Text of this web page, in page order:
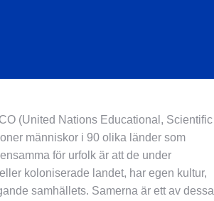
(United Nations Educational, Scientific
människor i 90 olika länder som
för urfolk är att de under
koloniserade landet, har egen kultur,
samhällets. Samerna är ett av dessa